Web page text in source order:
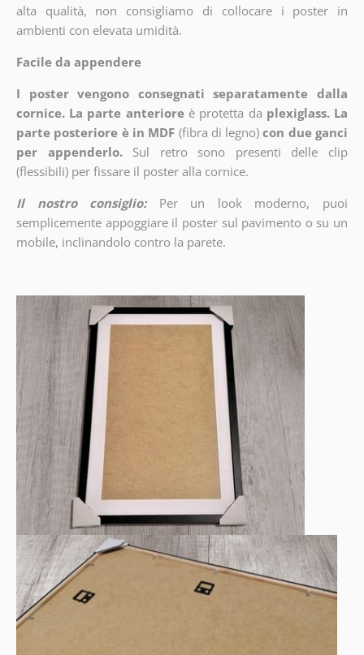
alta qualità, non consigliamo di collocare i poster in
ambienti con elevata umidità.
Facile da appendere
I poster vengono consegnati separatamente dalla
cornice. La parte anteriore è protetta da plexiglass. La
parte posteriore è in MDF (fibra di legno) con due ganci
per appenderlo.
Sul retro sono presenti delle clip
(flessibili) per fissare il poster alla cornice.
Il nostro consiglio:
Per un look moderno, puoi
semplicemente appoggiare il poster sul pavimento o su un
mobile, inclinandolo contro la parete.